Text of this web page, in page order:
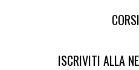
ISCRIVITI ALLA